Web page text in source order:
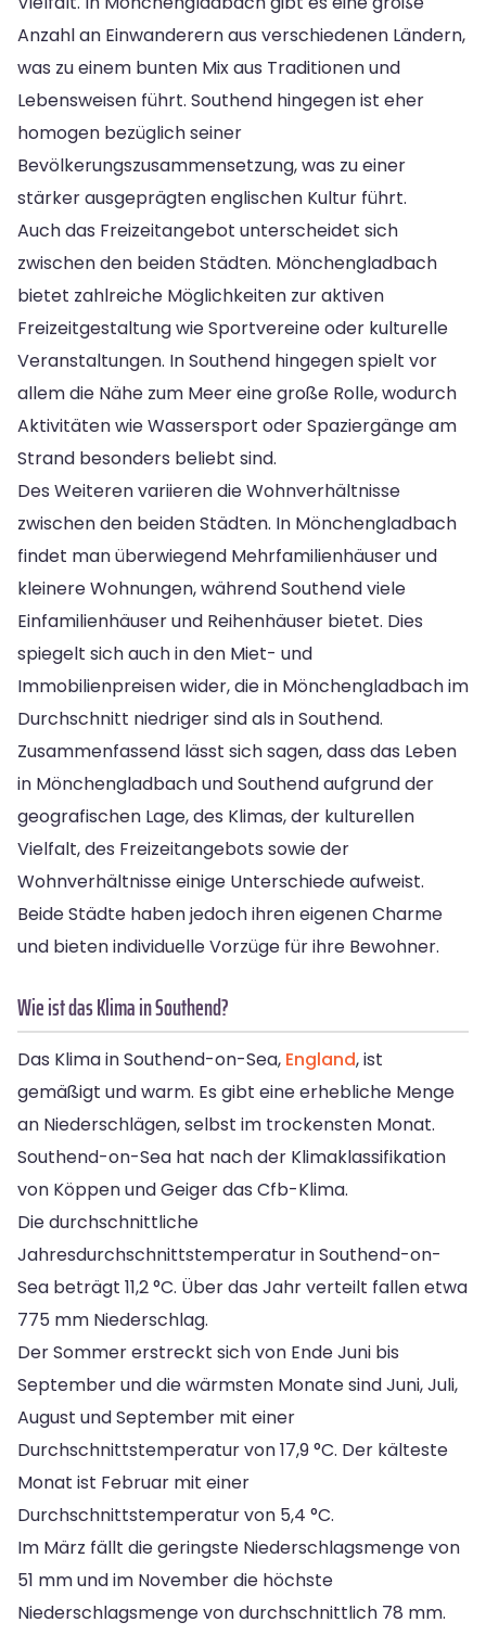
Anzahl an Einwanderern aus verschiedenen Ländern,
was zu einem bunten Mix aus Traditionen und
Lebensweisen führt. Southend hingegen ist eher
homogen bezüglich seiner
Bevölkerungszusammensetzung, was zu einer
stärker ausgeprägten englischen Kultur führt.
Auch das Freizeitangebot unterscheidet sich
zwischen den beiden Städten. Mönchengladbach
bietet zahlreiche Möglichkeiten zur aktiven
Freizeitgestaltung wie Sportvereine oder kulturelle
Veranstaltungen. In Southend hingegen spielt vor
allem die Nähe zum Meer eine große Rolle, wodurch
Aktivitäten wie Wassersport oder Spaziergänge am
Strand besonders beliebt sind.
Des Weiteren variieren die Wohnverhältnisse
zwischen den beiden Städten. In Mönchengladbach
findet man überwiegend Mehrfamilienhäuser und
kleinere Wohnungen, während Southend viele
Einfamilienhäuser und Reihenhäuser bietet. Dies
spiegelt sich auch in den Miet- und
Immobilienpreisen wider, die in Mönchengladbach im
Durchschnitt niedriger sind als in Southend.
Zusammenfassend lässt sich sagen, dass das Leben
in Mönchengladbach und Southend aufgrund der
geografischen Lage, des Klimas, der kulturellen
Vielfalt, des Freizeitangebots sowie der
Wohnverhältnisse einige Unterschiede aufweist.
Beide Städte haben jedoch ihren eigenen Charme
und bieten individuelle Vorzüge für ihre Bewohner.
Wie ist das Klima in Southend?
Das Klima in Southend-on-Sea, England, ist
gemäßigt und warm. Es gibt eine erhebliche Menge
an Niederschlägen, selbst im trockensten Monat.
Southend-on-Sea hat nach der Klimaklassifikation
von Köppen und Geiger das Cfb-Klima.
Die durchschnittliche
Jahresdurchschnittstemperatur in Southend-on-
Sea beträgt 11,2 °C. Über das Jahr verteilt fallen etwa
775 mm Niederschlag.
Der Sommer erstreckt sich von Ende Juni bis
September und die wärmsten Monate sind Juni, Juli,
August und September mit einer
Durchschnittstemperatur von 17,9 °C. Der kälteste
Monat ist Februar mit einer
Durchschnittstemperatur von 5,4 °C.
Im März fällt die geringste Niederschlagsmenge von
51 mm und im November die höchste
Niederschlagsmenge von durchschnittlich 78 mm.